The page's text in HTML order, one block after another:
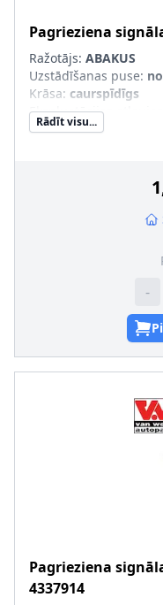
Pagrieziena
Ražotājs: ABAKUS
Uzstādīšanas puse:
Krāsa: caurspīdīgs
Ekspluatācijas atļaujas
Papildus artikuls/
Rādīt visu...
-
Pagrieziena
4337914